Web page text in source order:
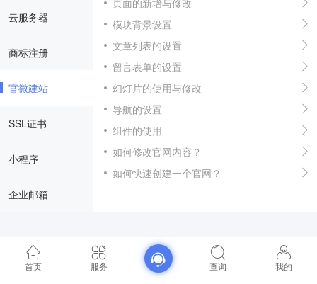
云服务器
商标注册
官微建站
SSL证书
小程序
企业邮箱
页面的新增与修改
模块背景设置
文章列表的设置
留言表单的设置
幻灯片的使用与修改
导航的设置
组件的使用
如何修改官网内容？
如何快速创建一个官网？
首页 服务 查询 我的